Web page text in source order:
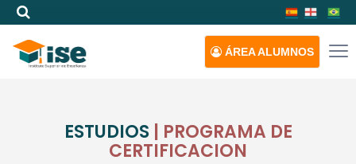
ÁREAALUMNOS
ESTUDIOS | PROGRAMA DE
CERTIFICACION